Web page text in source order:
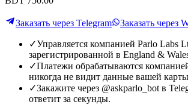
Заказать через Telegram Заказать через
✓Управляется компанией Parlo Labs
зарегистрированной в England &
✓Платежи обрабатываются
никогда не видит данные вашей
✓Закажите через @askparlo_bot в
ответит за секунды.